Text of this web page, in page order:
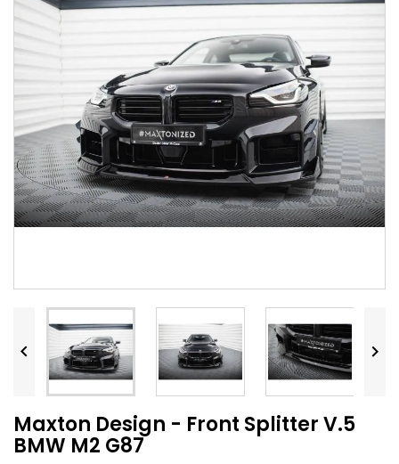
 
Maxton Design - Front Splitter V.5
BMW M2 G87